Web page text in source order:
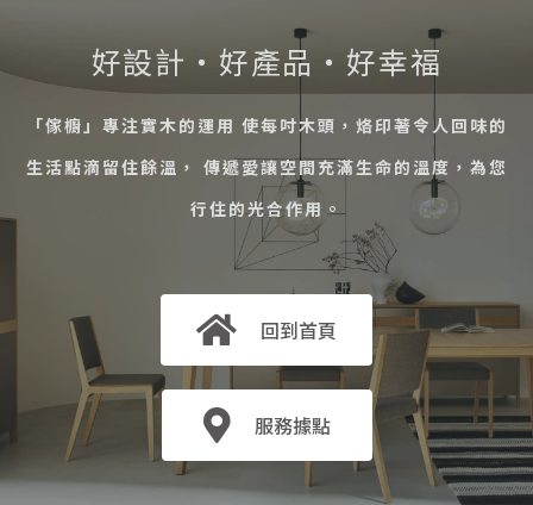
好設計・好產品・好幸福
「傢櫥」專注實木的運用 使每吋木頭，烙印著令人回味的
生活點滴留住餘溫， 傳遞愛讓空間充滿生命的溫度，為您
行住的光合作用。
回到首頁
服務據點